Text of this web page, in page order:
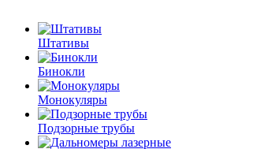
Штативы
Бинокли
Монокуляры
Подзорные трубы